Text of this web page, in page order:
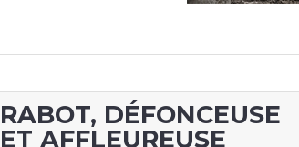
RABOT, DÉFONCEUSE
ET AFFLEUREUSE